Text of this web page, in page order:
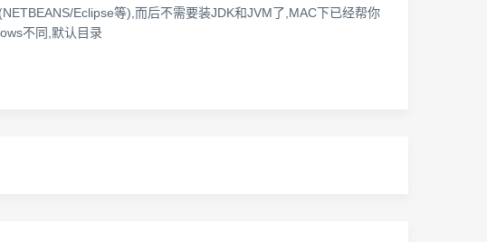
Eclipse等),而后不需要装JDK和JVM了,MAC下已经帮你
不同,默认目录